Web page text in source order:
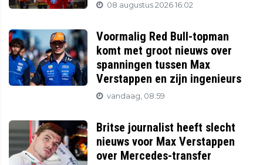
08 augustus 2026 16:02
Voormalig Red Bull-topman
komt met groot nieuws over
spanningen tussen Max
Verstappen en zijn ingenieurs
vandaag, 08:59
Britse journalist heeft slecht
nieuws voor Max Verstappen
over Mercedes-transfer